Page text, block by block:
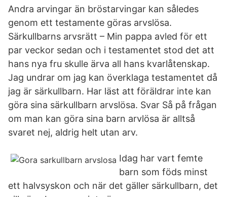
Andra arvingar än bröstarvingar kan således
genom ett testamente göras arvslösa.
Särkullbarns arvsrätt – Min pappa avled för ett
par veckor sedan och i testamentet stod det att
hans nya fru skulle ärva all hans kvarlåtenskap.
Jag undrar om jag kan överklaga testamentet då
jag är särkullbarn. Har läst att föräldrar inte kan
göra sina särkullbarn arvslösa. Svar Så på frågan
om man kan göra sina barn arvlösa är alltså
svaret nej, aldrig helt utan arv.
Idag har vart femte
barn som föds minst
ett halvsyskon och när det gäller särkullbarn, det